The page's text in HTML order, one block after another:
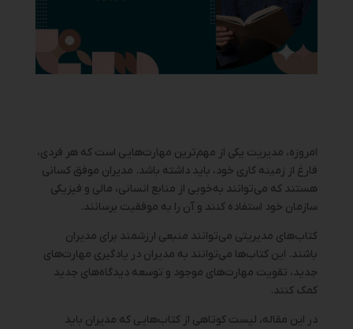
امروزه، مدیریت یکی از مهم‌ترین مهارت‌هایی است که هر فردی،
فارغ از زمینه کاری خود، باید داشته باشد. مدیران موفق کسانی
هستند که می‌توانند به‌خوبی از منابع انسانی، مالی و فیزیکی
سازمان خود استفاده کنند و آن را به موفقیت برسانند.
کتاب‌های مدیریتی می‌توانند منبعی ارزشمند برای مدیران
باشند. این کتاب‌ها می‌توانند به مدیران در یادگیری مهارت‌های
جدید، تقویت مهارت‌های موجود و توسعه دیدگاه‌های جدید
کمک کنند.
در این مقاله، لیست کوتاهی از کتاب‌هایی که مدیران باید